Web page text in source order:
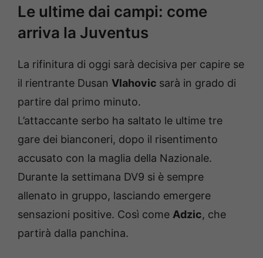
Le ultime dai campi: come
arriva la Juventus
La rifinitura di oggi sarà decisiva per capire se
il rientrante Dusan Vlahovic sarà in grado di
partire dal primo minuto.
L’attaccante serbo ha saltato le ultime tre
gare dei bianconeri, dopo il risentimento
accusato con la maglia della Nazionale.
Durante la settimana DV9 si è sempre
allenato in gruppo, lasciando emergere
sensazioni positive. Così come Adzic, che
partirà dalla panchina.